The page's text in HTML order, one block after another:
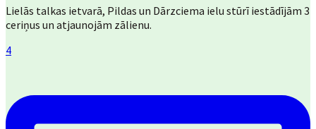
Lielās talkas ietvarā, Pildas un Dārzciema ielu stūrī iestādījām 3
ceriņus un atjaunojām zālienu.
4